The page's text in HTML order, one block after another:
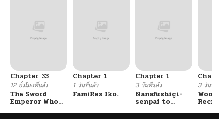
ตอนที่ 45 09/20/2025
ตอนที่ 44
Chapter 33
12 ชั่วโมงที่แล้ว
The Sword
Emperor Who
Chapter 1
1 วันที่แล้ว
FamiRes Iko.
Chapter 1
3 วันที่แล้ว
Nanafushigi-
senpai to
3 วันที่